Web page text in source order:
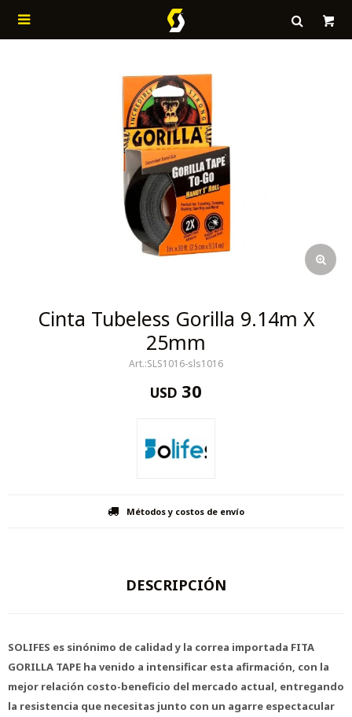

Cinta Tubeless Gorilla 9.14m X
25mm
SLS1016-sls1016
USD 30
Métodos y costos de envío
DESCRIPCIÓN
SOLIFES es sinónimo de calidad y la correa importada FITA
GORILLA TAPE ha venido a intensificar esta afirmación, con la
mejor relación costo-beneficio del mercado actual, entregando
la resistencia que necesitas junto con un agarre espectacular